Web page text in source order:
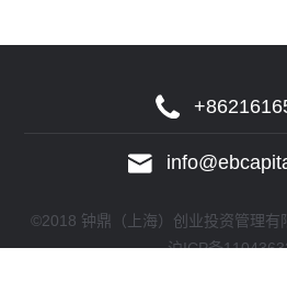
©2018 钟鼎（上海）创业投资管理有
沪ICP备